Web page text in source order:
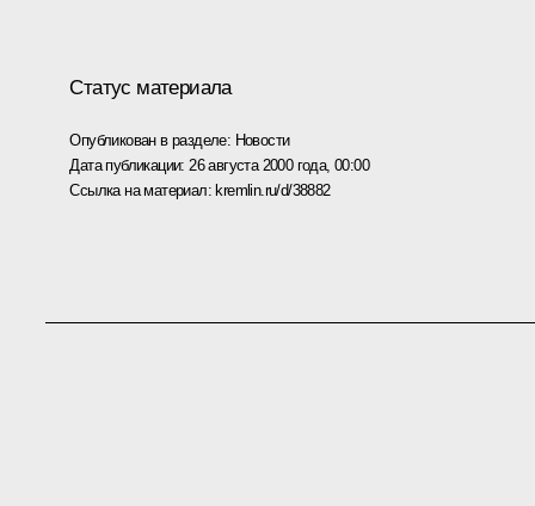
Статус материала
Опубликован в разделе: Новости
Дата публикации: 26 августа 2000 года, 00:00
Ссылка на материал:kremlin.ru/d/38882